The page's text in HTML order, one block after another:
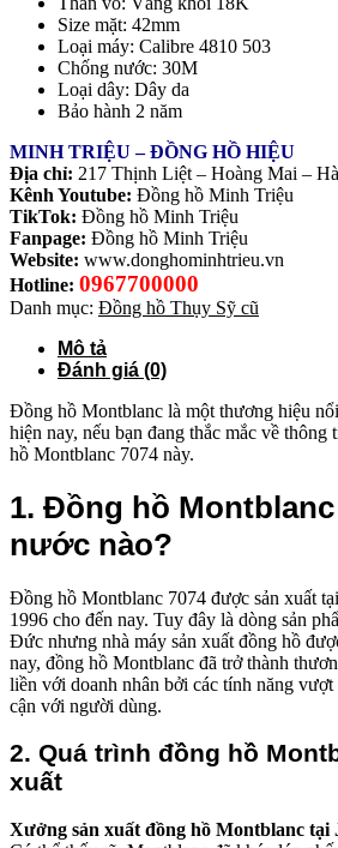
Size mặt: 42mm
Loại máy: Calibre 4810 503
Chống nước: 30M
Loại dây: Dây da
Bảo hành 2 năm
MINH TRIỆU – ĐỒNG HỒ HIỆU
Địa chỉ: 217 Thịnh Liệt – Hoàng Mai –
Kênh Youtube: Đồng hồ Minh Triệu
TikTok: Đồng hồ Minh Triệu
Fanpage: Đồng hồ Minh Triệu
Website: www.donghominhtrieu.vn
Hotline: 0967700000
Danh mục: Đồng hồ Thụy Sỹ cũ
Mô tả
Đánh giá (0)
Đồng hồ Montblanc là một thương hiệu
hiện nay, nếu bạn đang thắc mắc về
hồ Montblanc 7074 này.
1. Đồng hồ Montblanc
nước nào?
Đồng hồ Montblanc 7074 được sản xuất
1996 cho đến nay. Tuy đây là dòng sản
Đức nhưng nhà máy sản xuất đồng hồ
nay, đồng hồ Montblanc đã trở thành
liền với doanh nhân bởi các tính năng
cận với người dùng.
2. Quá trình đồng hồ
xuất
Xưởng sản xuất đồng hồ Montblanc tại